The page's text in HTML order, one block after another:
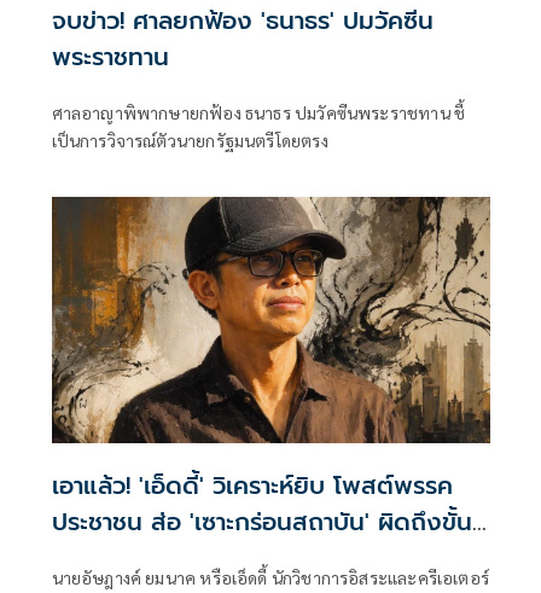
จบข่าว! ศาลยกฟ้อง 'ธนาธร' ปมวัคซีน
พระราชทาน
ศาลอาญาพิพากษายกฟ้อง ธนาธร ปมวัคซีนพระราชทาน ชี้
เป็นการวิจารณ์ตัวนายกรัฐมนตรีโดยตรง
เอาแล้ว! 'เอ็ดดี้' วิเคราะห์ยิบ โพสต์พรรค
ประชาชน ส่อ 'เซาะกร่อนสถาบัน' ผิดถึงขั้น
นายอัษฎางค์ ยมนาค หรือเอ็ดดี้ นักวิชาการอิสระและครีเอเตอร์